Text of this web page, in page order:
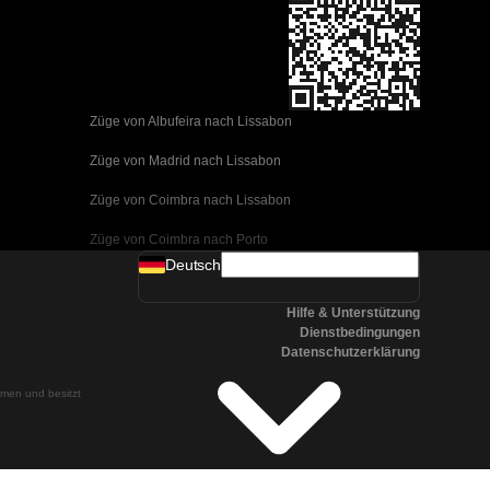
Züge von Albufeira nach Lissabon
Züge von Madrid nach Lissabon
Züge von Coimbra nach Lissabon
Züge von Coimbra nach Porto
Züge von Valencia nach Barcelona
Züge von Malaga nach Barcelona
Züge von Malaga nach Madrid
Züge von Cordoba nach Madrid
und besitzt
Deutsch
Hilfe & Unterstützung
Dienstbedingungen
Datenschutzerklärung